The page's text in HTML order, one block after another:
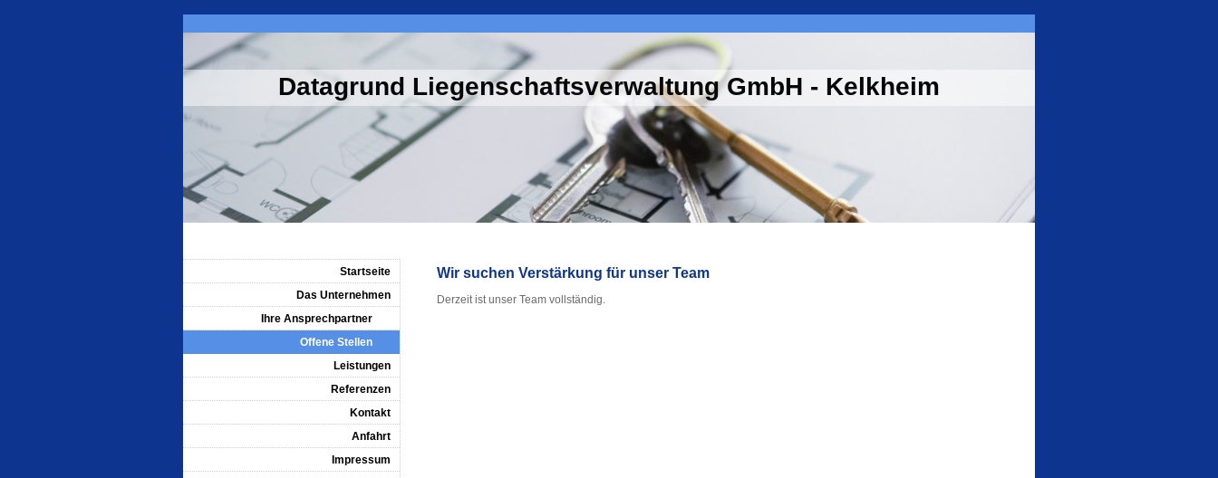
Datagrund Liegenschaftsverwaltung GmbH - Kelkheim
Wir suchen Verstärkung für unser Team
Derzeit ist unser Team vollständig.
Startseite
Das Unternehmen
Ihre Ansprechpartner
Offene Stellen
Leistungen
Referenzen
Kontakt
Anfahrt
Impressum